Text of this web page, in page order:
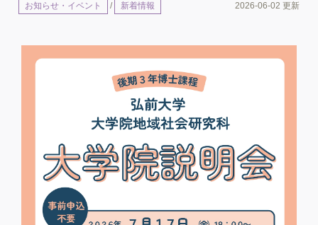
お知らせ・イベント / 新着情報 2026-06-02 更新